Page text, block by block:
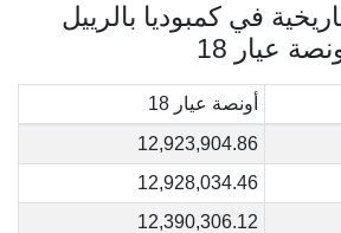
في كمبوديا بالرييل
عيار 18
أونصة عيار 18
12,923,904.86
12,928,034.46
12,390,306.12